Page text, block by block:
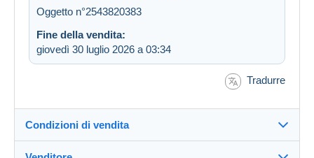
Oggetto n°2543820383
Fine della vendita:
giovedì 30 luglio 2026 a 03:34
Tradurre
Condizioni di vendita